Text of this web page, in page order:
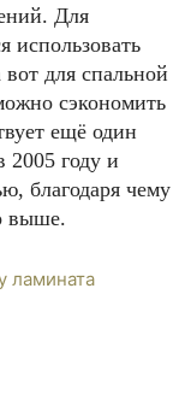
Для
использовать
для спальной
сэкономить
ещё один
2005 году и
благодаря чему
выше.